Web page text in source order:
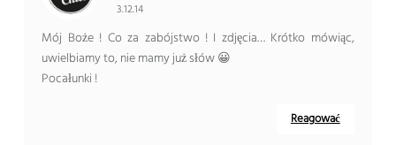
3.12.14
Mój Boże ! Co za zabójstwo ! I zdjęcia… Krótko mówiąc,
uwielbiamy to, nie mamy już słów 😀
Pocałunki !
Reagować